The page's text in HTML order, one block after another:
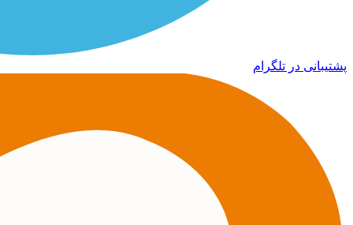
پشتیبانی در تلگرام